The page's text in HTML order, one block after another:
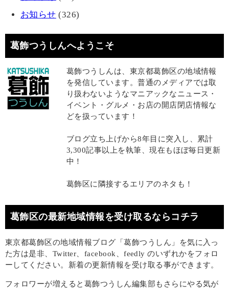
お知らせ (326)
葛飾つうしんへようこそ
葛飾つうしんは、東京都葛飾区の地域情報
を発信しています。普通のメディアでは取
り扱わないようなマニアックなニュース・
イベント・グルメ・お店の開店閉店情報な
どを扱っています！
ブログ立ち上げから8年目に突入し、累計
3,300記事以上を執筆、現在もほぼ毎日更新
中！
葛飾区に隣接するエリアのネタも！
葛飾区の最新地域情報を受け取るならコチラ
東京都葛飾区の地域情報ブログ「葛飾つうしん」を気に入っ
た方は是非、Twitter、facebook、feedly のいずれかをフォロ
ーしてください。新着の更新情報を受け取る事ができます。
フォロワーが増えると葛飾つうしん編集部もさらにやる気が